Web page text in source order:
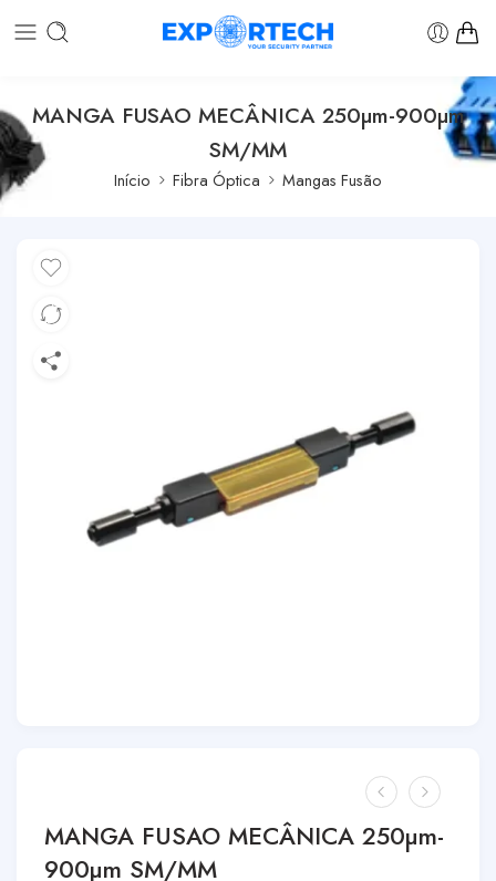
MANGA FUSAO MECÂNICA 250µm-900µm
SM/MM
Início Fibra Óptica Mangas Fusão
MANGA FUSAO MECÂNICA 250µm-
900µm SM/MM